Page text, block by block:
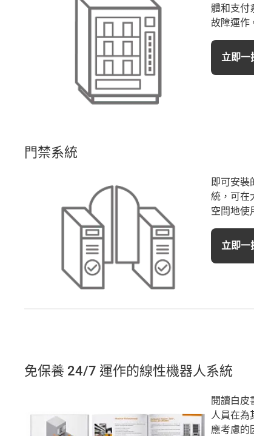
體和支付
故障運作
立即一
門禁系統
即可安裝
統，可在
空間地使
立即一
免保養 24/7 運作的線性機器人系統
閱讀白皮
人員在為
應考慮的